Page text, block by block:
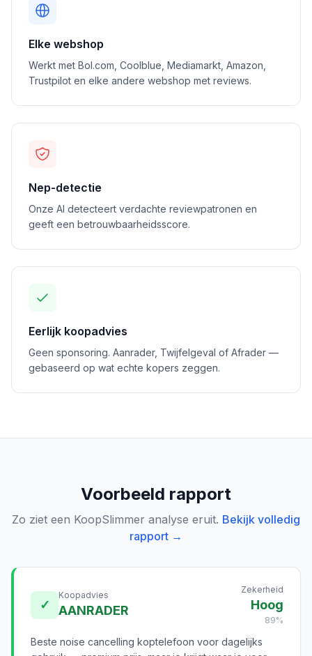
Elke webshop
Werkt met Bol.com, Coolblue, Mediamarkt, Amazon,
Trustpilot en elke andere webshop met reviews.
Nep-detectie
Onze AI detecteert verdachte reviewpatronen en
geeft een betrouwbaarheidsscore.
Eerlijk koopadvies
Geen sponsoring. Aanrader, Twijfelgeval of Afrader —
gebaseerd op wat echte kopers zeggen.
Voorbeeld rapport
Zo ziet een KoopSlimmer analyse eruit. Bekijk volledig
rapport →
✓
Koopadvies
AANRADER
Zekerheid
Hoog
89%
Beste noise cancelling koptelefoon voor dagelijks